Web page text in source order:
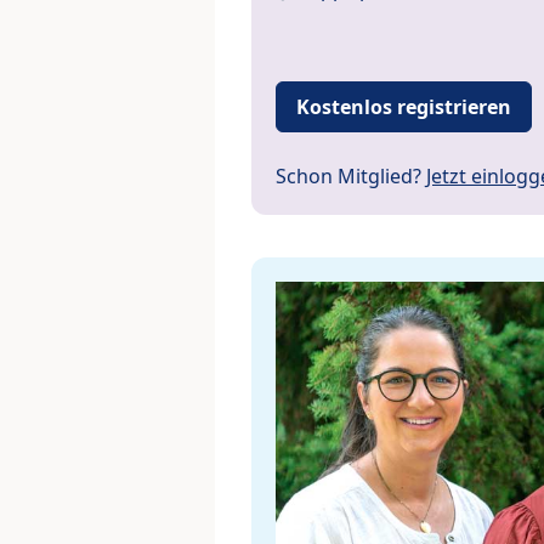
Kostenlos registrieren
Schon Mitglied? Jetzt